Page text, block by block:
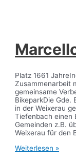
Platz 1661
Zusammenarbeit
gemeinsame
BikeparkDie Gde.
in der Weixerau
Tiefenbach einen
Gemeinden z.B.
Weixerau für den
Marcello
Weiterlesen »